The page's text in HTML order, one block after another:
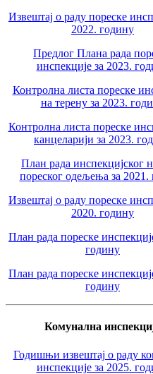
Извештај о раду пореске
2022. годину
Предлог Плана рада
инспекције за 2023.
Контролна листа пореске
на терену за 2023.
Контролна листа пореске
канцеларији за 2023.
План рада инспекцијског
пореског одељења за 2021.
Извештај о раду пореске
2020. годину
План рада пореске
годину
План рада пореске
годину
Комунална
Годишњи извештај о раду
инспекције за 2025.